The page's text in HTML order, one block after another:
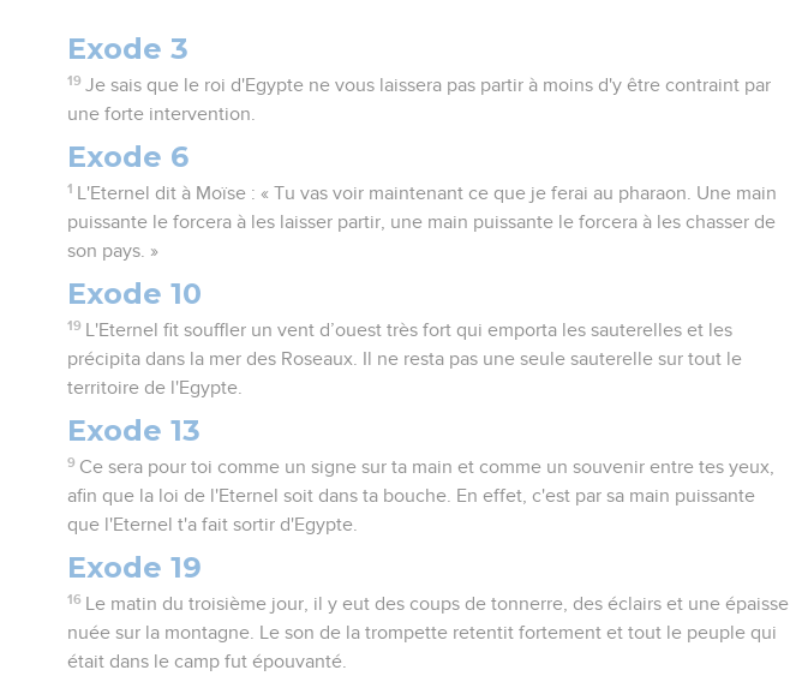
Exode 3
19 Je sais que le roi d'Egypte ne vous laissera pas partir à moins d'y être contraint par
une forte intervention.
Exode 6
1
L'Eternel dit à Moïse : « Tu vas voir maintenant ce que je ferai au pharaon. Une main
puissante le forcera à les laisser partir, une main puissante le forcera à les chasser de
son pays. »
Exode 10
19
L'Eternel fit souffler un vent d’ouest très fort qui emporta les sauterelles et les
précipita dans la mer des Roseaux. Il ne resta pas une seule sauterelle sur tout le
territoire de l'Egypte.
Exode 13
9 Ce sera pour toi comme un signe sur ta main et comme un souvenir entre tes yeux,
afin que la loi de l'Eternel soit dans ta bouche. En effet, c'est par sa main puissante
que l'Eternel t'a fait sortir d'Egypte.
Exode 19
16
Le matin du troisième jour, il y eut des coups de tonnerre, des éclairs et une épaisse
nuée sur la montagne. Le son de la trompette retentit fortement et tout le peuple qui
était dans le camp fut épouvanté.